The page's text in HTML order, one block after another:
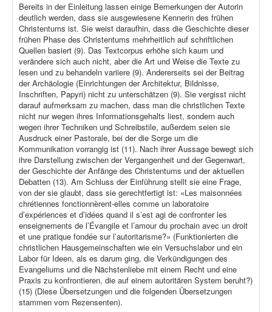
Bereits in der Einleitung lassen einige Bemerkungen der Autorin
deutlich werden, dass sie ausgewiesene Kennerin des frühen
Christentums ist. Sie weist daraufhin, dass die Geschichte dieser
frühen Phase des Christentums mehrheitlich auf schriftlichen
Quellen basiert (9). Das Textcorpus erhöhe sich kaum und
verändere sich auch nicht, aber die Art und Weise die Texte zu
lesen und zu behandeln variiere (9). Andererseits sei der Beitrag
der Archäologie (Einrichtungen der Architektur, Bildnisse,
Inschriften, Papyri) nicht zu unterschätzen (9). Sie vergisst nicht
darauf aufmerksam zu machen, dass man die christlichen Texte
nicht nur wegen ihres Informationsgehalts liest, sondern auch
wegen ihrer Techniken und Schreibstile, außerdem seien sie
Ausdruck einer Pastorale, bei der die Sorge um die
Kommunikation vorrangig ist (11). Nach ihrer Aussage bewegt sich
ihre Darstellung zwischen der Vergangenheit und der Gegenwart,
der Geschichte der Anfänge des Christentums und der aktuellen
Debatten (13). Am Schluss der Einführung stellt sie eine Frage,
von der sie glaubt, dass sie gerechtfertigt ist: «Les maisonnées
chrétiennes fonctionnèrent-elles comme un laboratoire
d’expériences et d’idées quand il s’est agi de confronter les
enseignements de l’Évangile et l’amour du prochain avec un droit
et une pratique fondée sur l’autoritarisme?» (Funktionierten die
christlichen Hausgemeinschaften wie ein Versuchslabor und ein
Labor für Ideen, als es darum ging, die Verkündigungen des
Evangeliums und die Nächstenliebe mit einem Recht und eine
Praxis zu konfrontieren, die auf einem autoritären System beruht?)
(15) (Diese Übersetzungen und die folgenden Übersetzungen
stammen vom Rezensenten).